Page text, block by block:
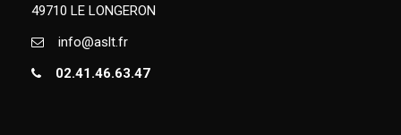
49710 LE LONGERON
info@aslt.fr
02.41.46.63.47